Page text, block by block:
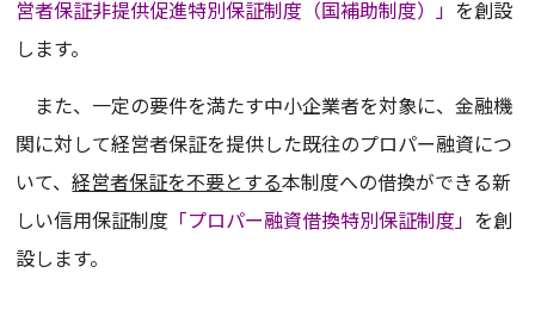
営者保証非提供促進特別保証制度（国補助制度）」 を創設
します。
また、一定の要件を満たす中小企業者を対象に、金融機
関に対して経営者保証を提供した既往のプロパー融資につ
いて、経営者保証を不要とする本制度への借換ができる新
しい信用保証制度 「プロパー融資借換特別保証制度」 を創
設します。